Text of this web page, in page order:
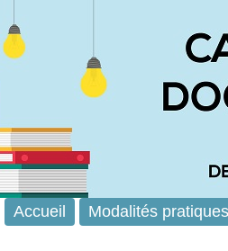
Accueil Modalités pratiques